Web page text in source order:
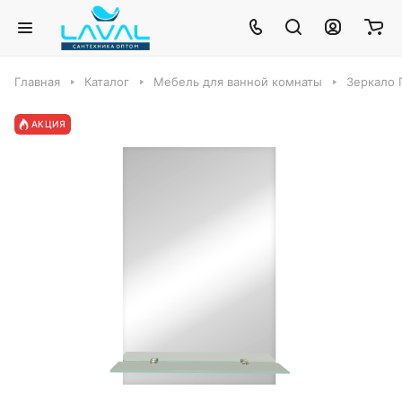
Главная Каталог Мебель для ванной комнаты Зеркало
АКЦИЯ